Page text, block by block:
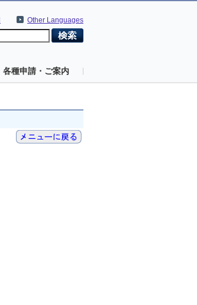
Other Languages
各種申請・ご案内